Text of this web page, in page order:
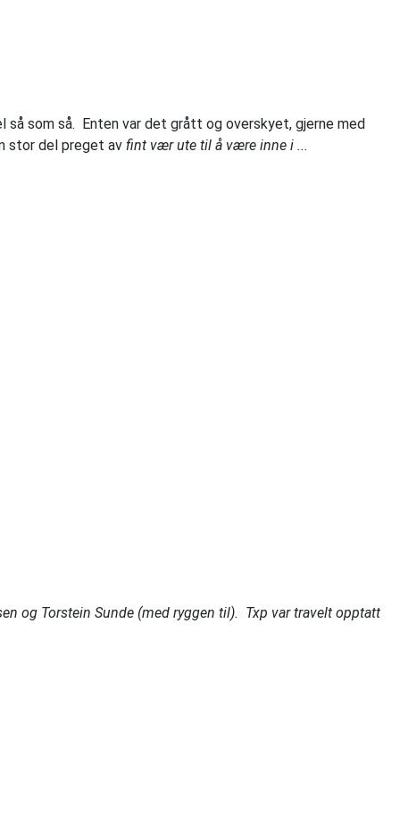
så som så. Enten var det grått og overskyet, gjerne med
stor del preget av fint vær ute til å være inne i ...
og Torstein Sunde (med ryggen til). Txp var travelt opptatt